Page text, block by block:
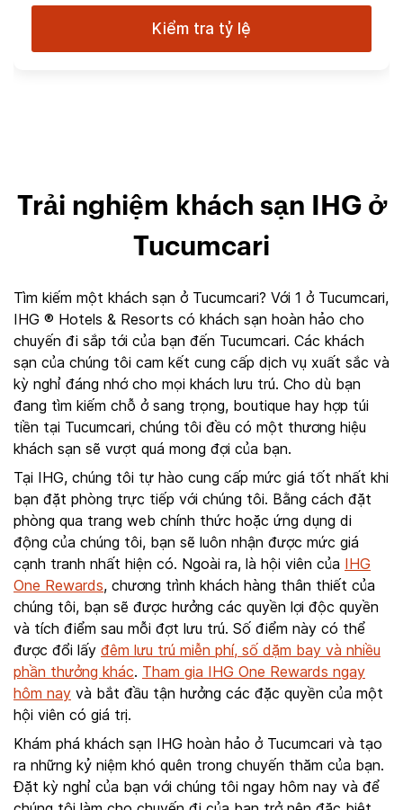
Kiểm tra tỷ lệ
Trải nghiệm khách sạn IHG ở
Tucumcari
Tìm kiếm một khách sạn ở Tucumcari? Với 1 ở Tucumcari,
IHG ® Hotels & Resorts có khách sạn hoàn hảo cho
chuyến đi sắp tới của bạn đến Tucumcari. Các khách
sạn của chúng tôi cam kết cung cấp dịch vụ xuất sắc và
kỳ nghỉ đáng nhớ cho mọi khách lưu trú. Cho dù bạn
đang tìm kiếm chỗ ở sang trọng, boutique hay hợp túi
tiền tại Tucumcari, chúng tôi đều có một thương hiệu
khách sạn sẽ vượt quá mong đợi của bạn.
Tại IHG, chúng tôi tự hào cung cấp mức giá tốt nhất khi
bạn đặt phòng trực tiếp với chúng tôi. Bằng cách đặt
phòng qua trang web chính thức hoặc ứng dụng di
động của chúng tôi, bạn sẽ luôn nhận được mức giá
cạnh tranh nhất hiện có. Ngoài ra, là hội viên của IHG
One Rewards, chương trình khách hàng thân thiết của
chúng tôi, bạn sẽ được hưởng các quyền lợi độc quyền
và tích điểm sau mỗi đợt lưu trú. Số điểm này có thể
được đổi lấy đêm lưu trú miễn phí, số dặm bay và nhiều
phần thưởng khác. Tham gia IHG One Rewards ngay
hôm nay và bắt đầu tận hưởng các đặc quyền của một
hội viên có giá trị.
Khám phá khách sạn IHG hoàn hảo ở Tucumcari và tạo
ra những kỷ niệm khó quên trong chuyến thăm của bạn.
Đặt kỳ nghỉ của bạn với chúng tôi ngay hôm nay và để